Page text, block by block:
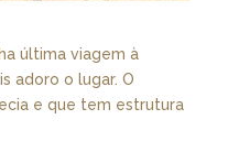
última viagem à
adoro o lugar. O
e que tem estrutura